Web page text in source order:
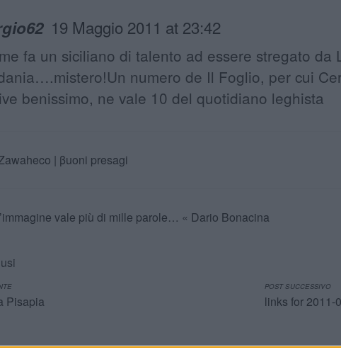
19 Maggio 2011 at 23:42
fa un siciliano di talento ad essere stregato da
numero de Il Foglio, per cui
benissimo, ne vale 10 del quotidiano leghista
| βuoni presagi
vale più di mille parole… « Dario Bonacina
Pisapia
POST SUCCESSIVO
links for 2011-